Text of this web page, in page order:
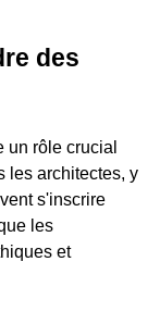
des
un rôle crucial
les architectes, y
s'inscrire
les
et